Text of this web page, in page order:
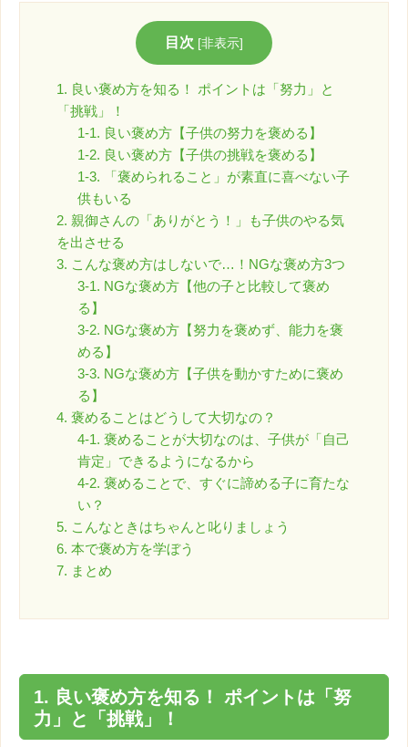
目次 [非表示]
1. 良い褒め方を知る！ ポイントは「努力」と
「挑戦」！
1-1. 良い褒め方【子供の努力を褒める】
1-2. 良い褒め方【子供の挑戦を褒める】
1-3. 「褒められること」が素直に喜べない子
供もいる
2. 親御さんの「ありがとう！」も子供のやる気
を出させる
3. こんな褒め方はしないで…！NGな褒め方3つ
3-1. NGな褒め方【他の子と比較して褒め
る】
3-2. NGな褒め方【努力を褒めず、能力を褒
める】
3-3. NGな褒め方【子供を動かすために褒め
る】
4. 褒めることはどうして大切なの？
4-1. 褒めることが大切なのは、子供が「自己
肯定」できるようになるから
4-2. 褒めることで、すぐに諦める子に育たな
い？
5. こんなときはちゃんと叱りましょう
6. 本で褒め方を学ぼう
7. まとめ
1. 良い褒め方を知る！ ポイントは「努
力」と「挑戦」！